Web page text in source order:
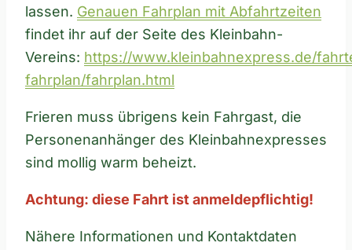
lassen. Genauen Fahrplan mit Abfahrtzeiten
findet ihr auf der Seite des Kleinbahn-
Vereins: https://www.kleinbahnexpress.de/
fahrplan/fahrplan.html
Frieren muss übrigens kein Fahrgast, die
Personenanhänger des Kleinbahnexpresses
sind mollig warm beheizt.
Achtung: diese Fahrt ist anmeldepflichtig!
Nähere Informationen und Kontaktdaten